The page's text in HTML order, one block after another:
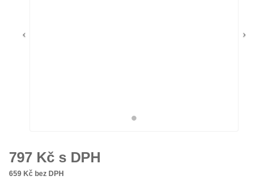
797 Kč s DPH
659 Kč bez DPH